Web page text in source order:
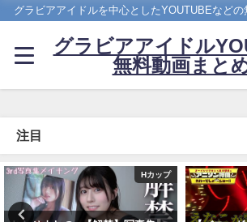
グラビアアイドルを中心としたYOUTUBEなどの
グラビアアイドル
無料動画まと
注目
えなこ